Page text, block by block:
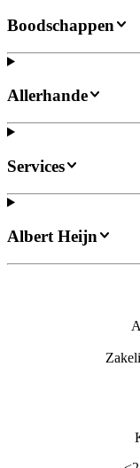
Boodschappen
Allerhande
Services
Albert Heijn